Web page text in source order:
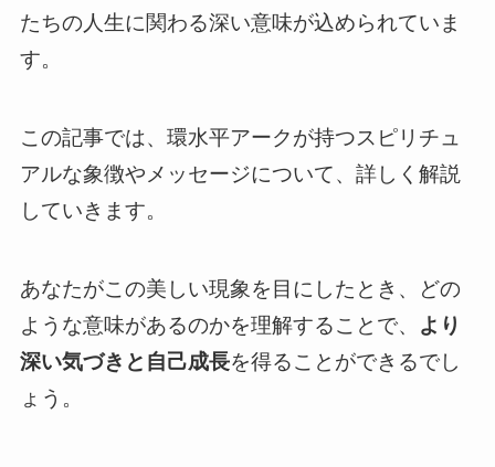
たちの人生に関わる深い意味が込められていま
す。
この記事では、環水平アークが持つスピリチュ
アルな象徴やメッセージについて、詳しく解説
していきます。
あなたがこの美しい現象を目にしたとき、どの
ような意味があるのかを理解することで、 より
深い気づきと自己成長を得ることができるでし
ょう。